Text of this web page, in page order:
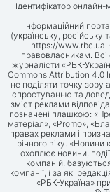
Ідентифікатор онлайн-
Інформаційний
(українську, російську
https://www.rbc.ua.
правовласникам. Всі
журналісти «РБК-
Commons Attribution 4.0
не поділяти точку зору
спростуванню та
зміст реклами
позначені плашкою:
матеріал», «Promo»,
правах реклами і
річного віку.
охоплює новини,
компаній,
компанії, і за які
«РБК-Україна»